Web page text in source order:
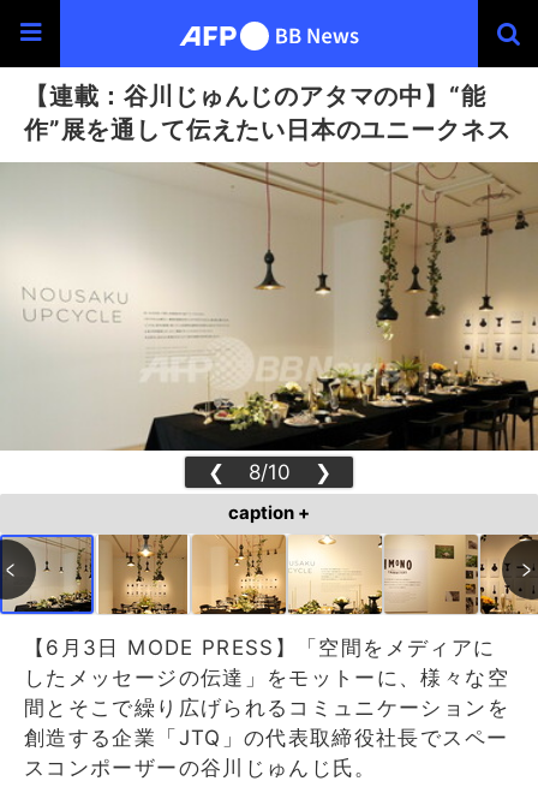
【連載：谷川じゅんじのアタマの中】“能
作”展を通して伝えたい日本のユニークネス
❮ 8/10 ❯
caption +
【6月3日 MODE PRESS】「空間をメディアに
したメッセージの伝達」をモットーに、様々な空
間とそこで繰り広げられるコミュニケーションを
創造する企業「JTQ」の代表取締役社長でスペー
スコンポーザーの谷川じゅんじ氏。